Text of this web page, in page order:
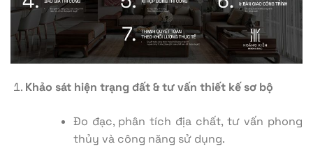
Khảo sát hiện trạng đất & tư vấn thiết kế sơ bộ
Đo đạc, phân tích địa chất, tư vấn phong
thủy và công năng sử dụng.